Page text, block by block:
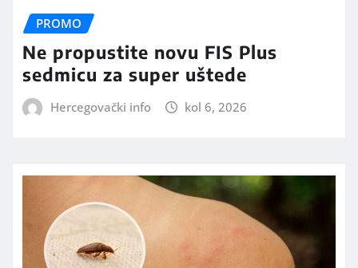
PROMO
Ne propustite novu FIS Plus
sedmicu za super uštede
Hercegovački info kol 6, 2026